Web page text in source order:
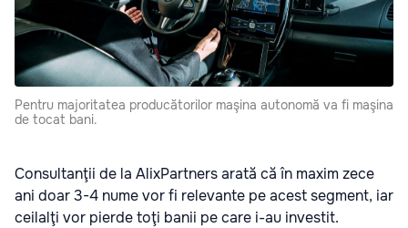
Pentru majoritatea producătorilor maşina autonomă va fi maşina
de tocat bani.
Consultanţii de la AlixPartners arată că în maxim zece
ani doar 3-4 nume vor fi relevante pe acest segment, iar
ceilalţi vor pierde toţi banii pe care i-au investit.